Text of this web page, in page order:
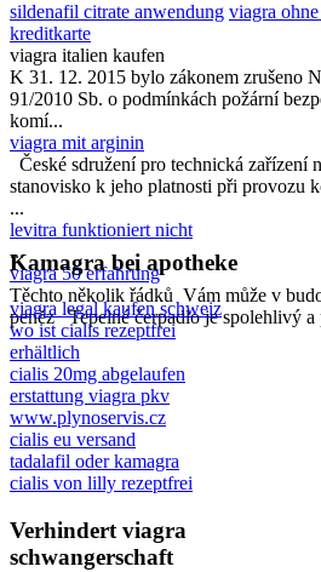
sildenafil citrate anwendung viagra
kreditkarte
viagra italien kaufen
K 31. 12. 2015 bylo zákonem zrušeno
91/2010 Sb. o podmínkách požární
komí...
viagra mit arginin
České sdružení pro technická zařízení
stanovisko k jeho platnosti při provozu
...
levitra funktioniert nicht
...
viagra 50 erfahrung
Těchto několik řádků Vám může v
peněz Tepelné čerpadlo je spolehlivý a
Kamagra bei apotheke
viagra legal kaufen schweiz
wo ist cialis rezeptfrei
erhältlich
cialis 20mg abgelaufen
erstattung viagra pkv
www.plynoservis.cz
cialis eu versand
tadalafil oder kamagra
cialis von lilly rezeptfrei
Verhindert viagra
schwangerschaft